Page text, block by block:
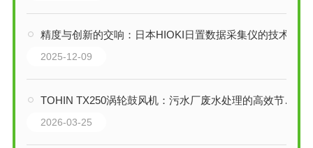
精度与创新的交响：日本HIOKI日置数据采集仪的技术演进与工业应用解析
2025-12-09
TOHIN TX250涡轮鼓风机：污水厂废水处理的高效节能解决方案
2026-03-25